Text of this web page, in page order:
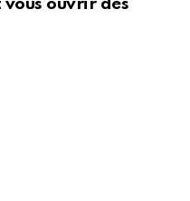
ouvrir des